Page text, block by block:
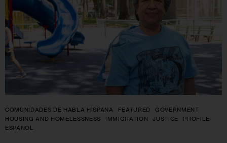
COMUNIDADES DE HABLA HISPANA FEATURED
GOVERNMENT
HOUSING AND HOMELESSNESS
IMMIGRATION JUSTICE
PROFILE
ESPANOL